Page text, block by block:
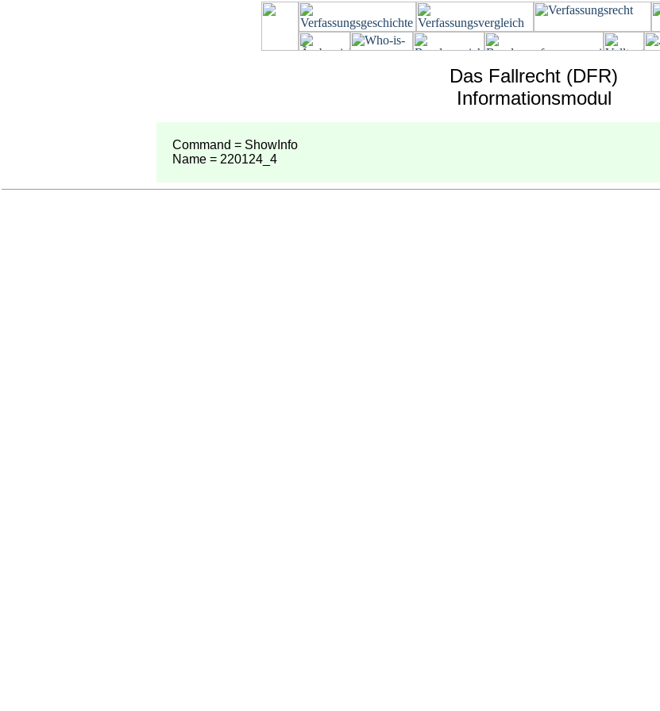
Das Fallrecht (DFR)
Informationsmodul
Command = ShowInfo
Name = 220124_4